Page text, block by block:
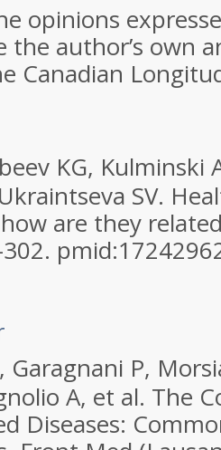
opinions
the author’s own
Canadian
KG, Kulminski
SV.
are they
Garagnani P,
A, et al. The
Diseases: